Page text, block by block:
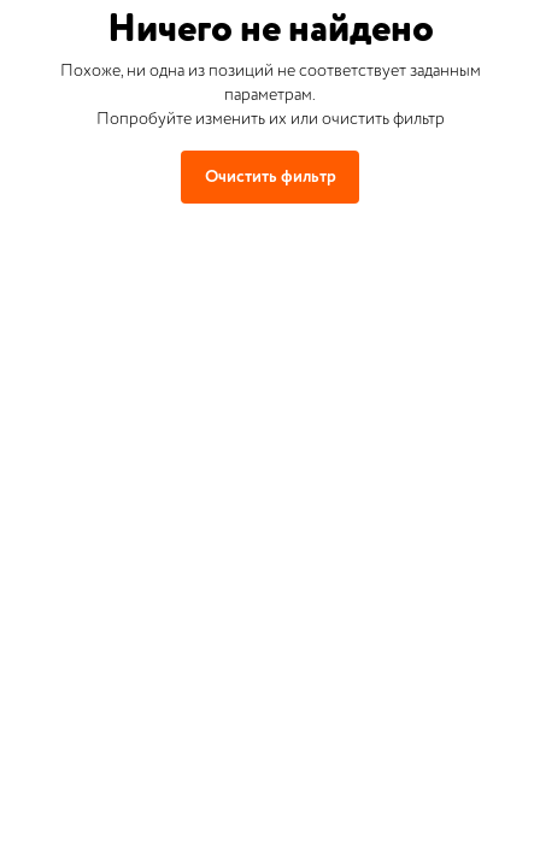
Ничего не найдено
Похоже, ни одна из позиций не соответствует заданным
параметрам.
Попробуйте изменить их или очистить фильтр
Очистить фильтр